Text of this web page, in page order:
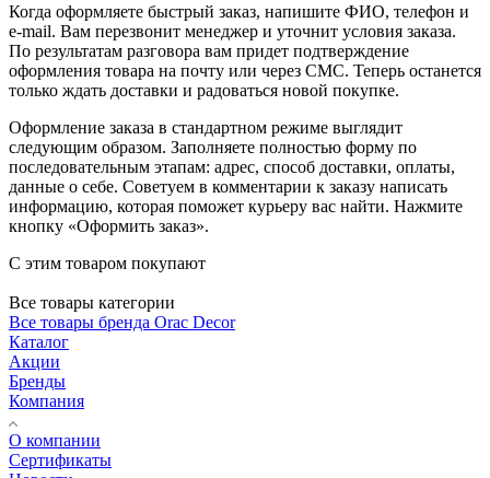
Когда оформляете быстрый заказ, напишите ФИО, телефон и
e-mail. Вам перезвонит менеджер и уточнит условия заказа.
По результатам разговора вам придет подтверждение
оформления товара на почту или через СМС. Теперь останется
только ждать доставки и радоваться новой покупке.
Оформление заказа в стандартном режиме выглядит
следующим образом. Заполняете полностью форму по
последовательным этапам: адрес, способ доставки, оплаты,
данные о себе. Советуем в комментарии к заказу написать
информацию, которая поможет курьеру вас найти. Нажмите
кнопку «Оформить заказ».
С этим товаром покупают
Все товары категории
Все товары бренда Orac Decor
Каталог
Акции
Бренды
Компания
О компании
Сертификаты